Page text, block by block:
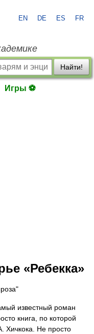
EN DE ES FR
Найти!
Игры ⚽
«Ребекка»
известный роман
книга, по которой
Хичкока. Не просто